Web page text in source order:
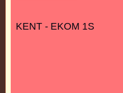
KENT - EKOM 1S